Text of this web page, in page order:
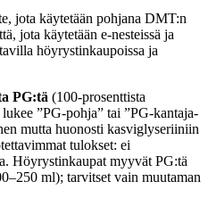
jota käytetään pohjana DMT:n
jota käytetään e-nesteissä ja
höyrystinkaupoissa ja
PG:tä (100-prosenttista
”PG-pohja” tai ”PG-kantaja-
mutta huonosti kasviglyseriiniin
tulokset: ei
Höyrystinkaupat myyvät PG:tä
ml); tarvitset vain muutaman